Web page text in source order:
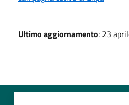
Ultimo aggiornamento: 23